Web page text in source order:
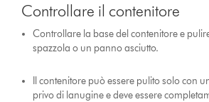
Controllare il contenitore
Controllare la base del contenitore e
spazzola o un panno asciutto.
Il contenitore può essere pulito solo con
privo di lanugine e deve essere